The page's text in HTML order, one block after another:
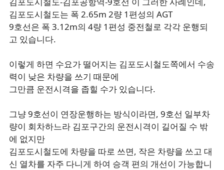
김포도시철도는 폭 2.65m 2량 1편성의 AGT
9호선은 폭 3.12m의 4량 1편성 중전철로 각각 운행되
고 있습니다.
이렇게 하면 수요가 떨어지는 김포도시철도쪽에서 수송
력이 낮은 차량을 쓰기 때문에
그만큼 운전시격을 좁힐 수가 있습니다.
그냥 9호선이 연장운행하는 방식이라면, 9호선 일부차
량이 회차하느라 김포구간의 운전시격이 길어질 수 밖
에 없지만
김포도시철도에 차량을 따로 쓰면, 작은 차량을 쓰고 대
신 열차를 자주 다니게 하여 승객 편의 개선이 가능합니